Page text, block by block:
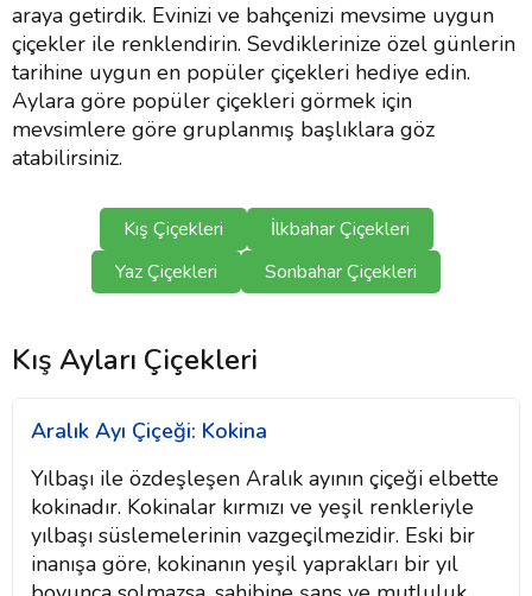
araya getirdik. Evinizi ve bahçenizi mevsime uygun
çiçekler ile renklendirin. Sevdiklerinize özel günlerin
tarihine uygun en popüler çiçekleri hediye edin.
Aylara göre popüler çiçekleri görmek için
mevsimlere göre gruplanmış başlıklara göz
atabilirsiniz.
Kış Çiçekleri
İlkbahar Çiçekleri
Yaz Çiçekleri
Sonbahar Çiçekleri
Kış Ayları Çiçekleri
Aralık Ayı Çiçeği: Kokina
Yılbaşı ile özdeşleşen Aralık ayının çiçeği elbette
kokinadır. Kokinalar kırmızı ve yeşil renkleriyle
yılbaşı süslemelerinin vazgeçilmezidir. Eski bir
inanışa göre, kokinanın yeşil yaprakları bir yıl